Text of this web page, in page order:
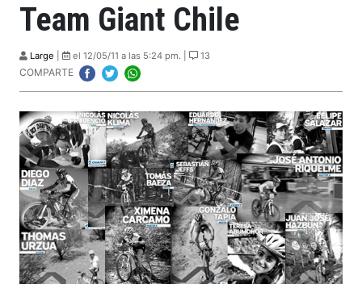
Team Giant Chile
Large el 12/05/11 a las 5:24 pm. | 13
COMPARTE